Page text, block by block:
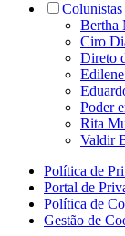
Colunistas
Bertha
Ciro
Direto
Poder
Rita
Valdir
Política de
Portal de
Política de
Gestão de